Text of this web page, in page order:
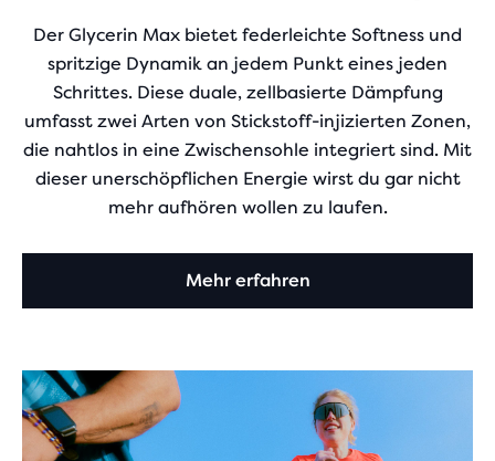
Der Glycerin Max bietet federleichte Softness und
spritzige Dynamik an jedem Punkt eines jeden
Schrittes. Diese duale, zellbasierte Dämpfung
umfasst zwei Arten von Stickstoff-injizierten Zonen,
die nahtlos in eine Zwischensohle integriert sind. Mit
dieser unerschöpflichen Energie wirst du gar nicht
mehr aufhören wollen zu laufen.
Mehr erfahren